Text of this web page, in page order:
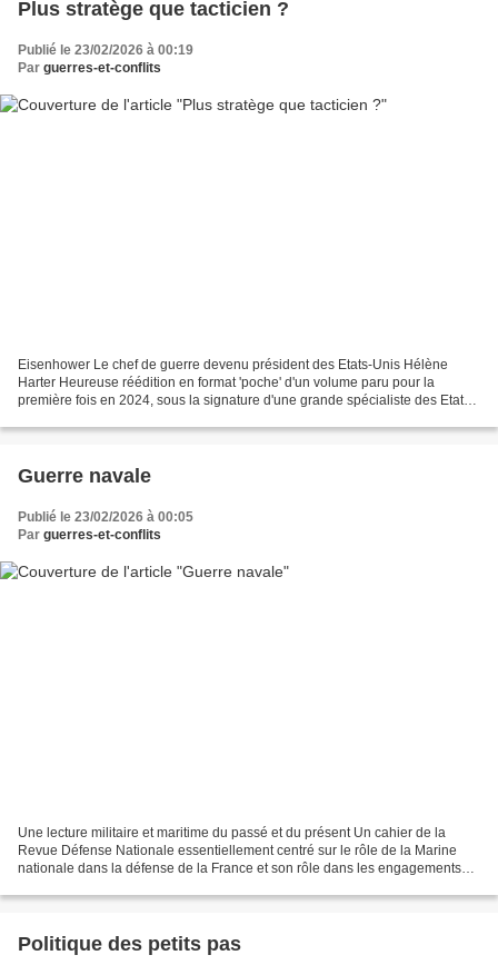
Plus stratège que tacticien ?
Publié le 23/02/2026 à 00:19
Par guerres-et-conflits
Eisenhower Le chef de guerre devenu président des Etats-Unis Hélène
Harter Heureuse réédition en format 'poche' d'un volume paru pour la
première fois en 2024, sous la signature d'une grande spécialiste des Etats-
Guerre navale
Publié le 23/02/2026 à 00:05
Par guerres-et-conflits
Une lecture militaire et maritime du passé et du présent Un cahier de la
Revue Défense Nationale essentiellement centré sur le rôle de la Marine
nationale dans la défense de la France et son rôle dans les engagements
Politique des petits pas